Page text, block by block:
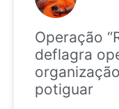
Operação
deflagra
potiguar